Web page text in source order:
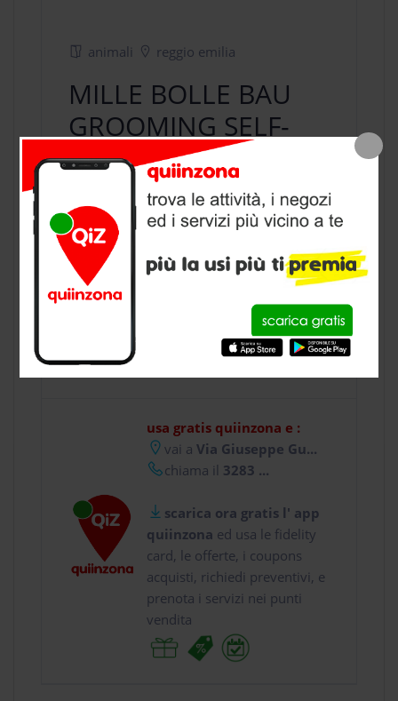
animali reggio emilia
MILLE BOLLE BAU
GROOMING SELF-
SERVICE
negozio animalia Reggio Emilia,
provincia di Reggio Emilia
CONTATTI
usa gratis quiinzona e :
vai aVia Giuseppe Gu...
chiama il 3283 ...
scarica ora gratis l' app
quiinzona ed usa le fidelity
card, le offerte, i coupons
acquisti, richiedi preventivi, e
prenota i servizi nei punti
vendita